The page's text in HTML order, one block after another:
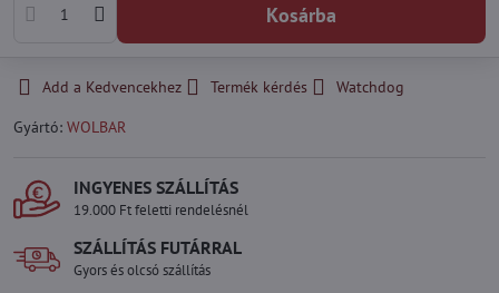
Kosárba
Add a Kedvencekhez Termék kérdés
Watchdog
Gyártó: WOLBAR
INGYENES SZÁLLÍTÁS
19.000 Ft feletti rendelésnél
SZÁLLÍTÁS FUTÁRRAL
Gyors és olcsó szállítás